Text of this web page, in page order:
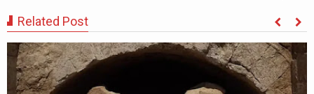
Related Post